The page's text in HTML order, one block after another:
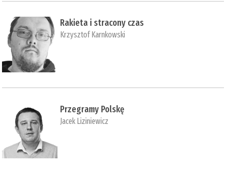
Rakieta i stracony czas
Krzysztof Karnkowski
Przegramy Polskę
Jacek Liziniewicz